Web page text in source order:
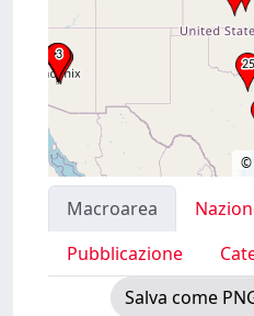
©
Macroarea
Pubblicazione
Salva come